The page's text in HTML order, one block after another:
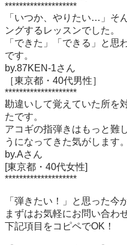
********************
「いつか、やりたい…」そ
ングするレッスンでした。
「できた」「できる」と思
です。
by.87KEN-1さん
［東京都・40代男性］
********************
勘違いして覚えていた所を
たです。
アコギの指弾きはもっと難
うになってきた気がします。
by.Aさん
[東京都・40代女性]
********************
「弾きたい！」と思った今
まずはお気軽にお問い合わ
下記項目をコピペでOK！